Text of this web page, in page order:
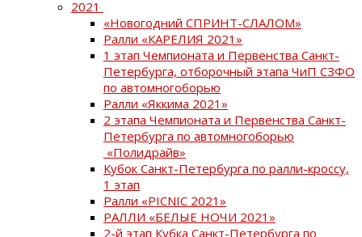
2021
«Новогодний СПРИНТ-СЛАЛОМ»
Ралли «КАРЕЛИЯ 2021»
1 этап Чемпионата и Первенства Санкт-
Петербурга, отборочный этапа ЧиП СЗФО
по автомногоборью
Ралли «Яккима 2021»
2 этапа Чемпионата и Первенства Санкт-
Петербурга по автомногоборью
«Полидрайв»
Кубок Санкт-Петербурга по ралли-кроссу,
1 этап
Ралли «PICNIC 2021»
РАЛЛИ «БЕЛЫЕ НОЧИ 2021»
2-й этап Кубка Санкт-Петербурга по